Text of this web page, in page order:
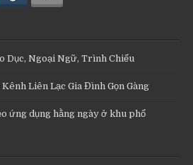
Dục, Ngoại Ngữ, Trình Chiếu
Liên Lạc Gia Đình Gọn Gàng
ứng dụng hằng ngày ở khu phố